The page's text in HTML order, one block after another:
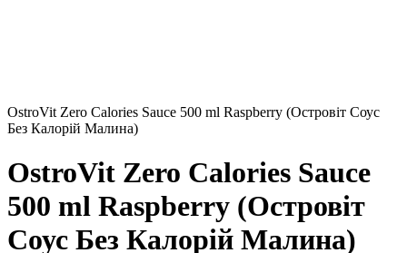
OstroVit Zero Calories Sauce 500 ml Raspberry (Островіт Соус
Без Калорій Малина)
OstroVit Zero Calories Sauce
500 ml Raspberry (Островіт
Соус Без Калорій Малина)